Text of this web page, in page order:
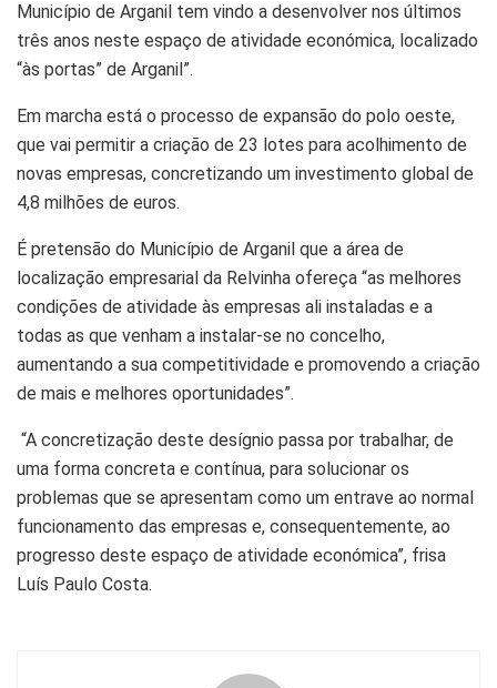
Município de Arganil tem vindo a desenvolver nos últimos
três anos neste espaço de atividade económica, localizado
“às portas” de Arganil”.
Em marcha está o processo de expansão do polo oeste,
que vai permitir a criação de 23 lotes para acolhimento de
novas empresas, concretizando um investimento global de
4,8 milhões de euros.
É pretensão do Município de Arganil que a área de
localização empresarial da Relvinha ofereça “as melhores
condições de atividade às empresas ali instaladas e a
todas as que venham a instalar-se no concelho,
aumentando a sua competitividade e promovendo a criação
de mais e melhores oportunidades”.
“A concretização deste desígnio passa por trabalhar, de
uma forma concreta e contínua, para solucionar os
problemas que se apresentam como um entrave ao normal
funcionamento das empresas e, consequentemente, ao
progresso deste espaço de atividade económica”, frisa
Luís Paulo Costa.